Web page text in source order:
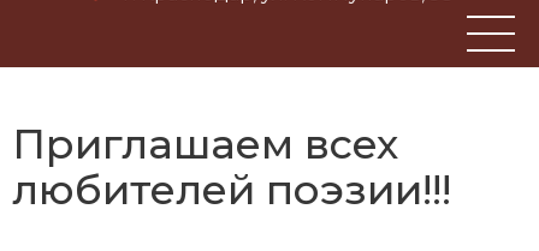
Приглашаем всех
любителей поэзии!!!